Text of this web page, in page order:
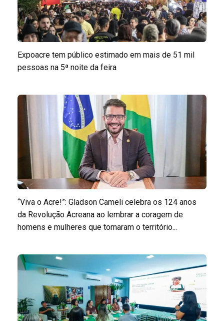
Expoacre tem público estimado em mais de 51 mil
pessoas na 5ª noite da feira
“Viva o Acre!”: Gladson Cameli celebra os 124 anos
da Revolução Acreana ao lembrar a coragem de
homens e mulheres que tornaram o território...